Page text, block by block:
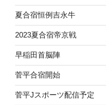
夏合宿恒例吉永牛
2023夏合宿帝京戦
早稲田首脳陣
菅平合宿開始
菅平Jスポーツ配信予定